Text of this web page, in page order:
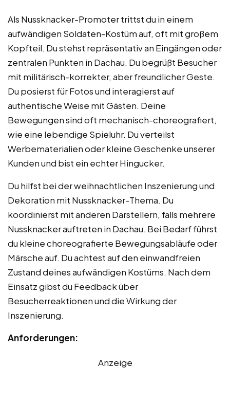
Als Nussknacker-Promoter trittst du in einem
aufwändigen Soldaten-Kostüm auf, oft mit großem
Kopfteil. Du stehst repräsentativ an Eingängen oder
zentralen Punkten in Dachau. Du begrüßt Besucher
mit militärisch-korrekter, aber freundlicher Geste.
Du posierst für Fotos und interagierst auf
authentische Weise mit Gästen. Deine
Bewegungen sind oft mechanisch-choreografiert,
wie eine lebendige Spieluhr. Du verteilst
Werbematerialien oder kleine Geschenke unserer
Kunden und bist ein echter Hingucker.
Du hilfst bei der weihnachtlichen Inszenierung und
Dekoration mit Nussknacker-Thema. Du
koordinierst mit anderen Darstellern, falls mehrere
Nussknacker auftreten in Dachau. Bei Bedarf führst
du kleine choreografierte Bewegungsabläufe oder
Märsche auf. Du achtest auf den einwandfreien
Zustand deines aufwändigen Kostüms. Nach dem
Einsatz gibst du Feedback über
Besucherreaktionen und die Wirkung der
Inszenierung.
Anforderungen:
Anzeige